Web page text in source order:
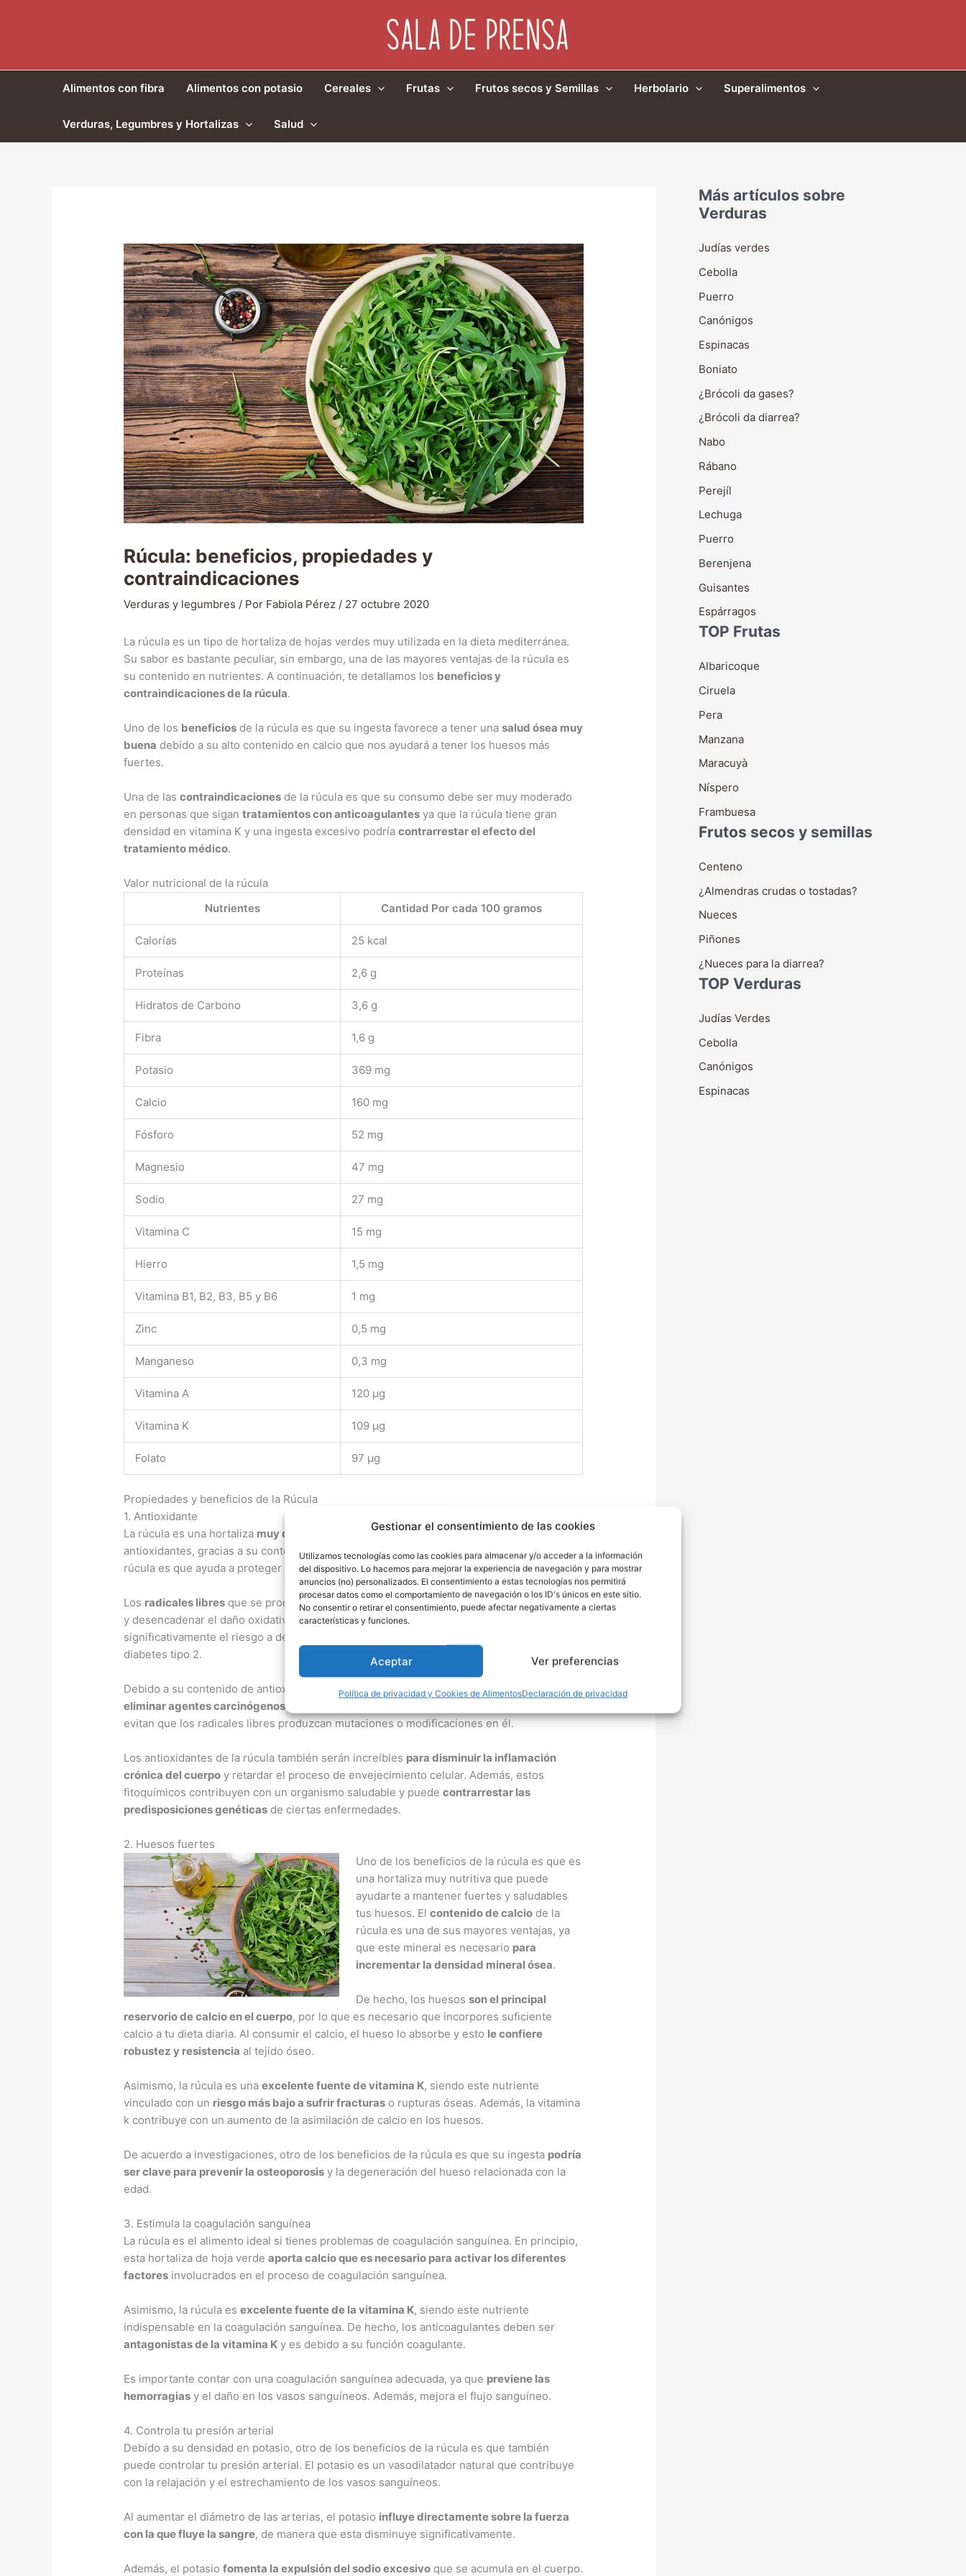
Gestionar el consentimiento de las cookies
Utilizamos tecnologías como las cookies para almacenar y/o acceder a la información
del dispositivo. Lo hacemos para mejorar la experiencia de navegación y para mostrar
anuncios (no) personalizados. El consentimiento a estas tecnologías nos permitirá
procesar datos como el comportamiento de navegación o los ID's únicos en este sitio.
No consentir o retirar el consentimiento, puede afectar negativamente a ciertas
características y funciones.
Aceptar Ver preferencias
Política de privacidad y Cookies de AlimentosDeclaración de privacidad
Alimentos con fibra Alimentos con potasio Cereales Frutas Frutos secos y Semillas Herbolario Superalimentos
Verduras, Legumbres y Hortalizas Salud
Rúcula: beneficios, propiedades y
contraindicaciones
Verduras y legumbres / Por Fabiola Pérez / 27 octubre 2020
La rúcula es un tipo de hortaliza de hojas verdes muy utilizada en la dieta mediterránea.
Su sabor es bastante peculiar, sin embargo, una de las mayores ventajas de la rúcula es
su contenido en nutrientes. A continuación, te detallamos los beneficios y
contraindicaciones de la rúcula.
Uno de los beneficios de la rúcula es que su ingesta favorece a tener unasalud ósea muy
buena debido a su alto contenido en calcio que nos ayudará a tener los huesos más
fuertes.
Una de lascontraindicaciones de la rúcula es que su consumo debe ser muy moderado
en personas que sigantratamientos con anticoagulantes ya que la rúcula tiene gran
densidad en vitamina K y una ingesta excesivo podríacontrarrestar el efecto del
tratamiento médico.
Valor nutricional de la rúcula
Nutrientes
Cantidad Por cada 100 gramos
Calorías 25 kcal
Proteínas 2,6 g
Hidratos de Carbono 3,6 g
Fibra 1,6 g
Potasio 369 mg
Calcio 160 mg
Fósforo 52 mg
Magnesio 47 mg
Sodio 27 mg
Vitamina C 15 mg
Hierro 1,5 mg
Vitamina B1, B2, B3, B5 y B6 1 mg
Zinc 0,5 mg
Manganeso 0,3 mg
Vitamina A 120 μg
Vitamina K 109 μg
Folato 97 μg
Propiedades y beneficios de la Rúcula
1. Antioxidante
La rúcula es una hortaliza muy densa en compuestos vegetales bioactivoso
antioxidantes, gracias a su contenido en estos compuestos, uno de los beneficios de la
rúcula es que ayuda a proteger el organismo ante el estrés oxidativo.
Los radicales libres que se producen como desechos metabólicos,tienden a acumularse
y desencadenar el daño oxidativo en el cuerpo. El estrés oxidativo eleva
significativamente el riesgo a desarrollar enfermedades crónicas como el cáncer o la
diabetes tipo 2.
Debido a su contenido de antioxidantes, la rúcula figura como una hortaliza magnifica para
eliminar agentes carcinógenos del cuerpo
evitan que los radicales libres produzcan mutaciones o modificaciones en él.
Los antioxidantes de la rúcula también serán increíbles para disminuir la inflamación
crónica del cuerpo y retardar el proceso de envejecimiento celular. Además, estos
fitoquímicos contribuyen con un organismo saludable y puedecontrarrestar las
predisposiciones genéticas de ciertas enfermedades.
2. Huesos fuertes
Uno de los beneficios de la rúcula es que es
una hortaliza muy nutritiva que puede
ayudarte a mantener fuertes y saludables
tus huesos. El contenido de calciode la
rúcula es una de sus mayores ventajas, ya
que este mineral es necesario para
incrementar la densidad mineral ósea.
De hecho, los huesos son el principal
reservorio de calcio en el cuerpo, por lo que es necesario que incorpores suficiente
calcio a tu dieta diaria. Al consumir el calcio, el hueso lo absorbe y esto le confiere
robustez y resistencia al tejido óseo.
Asimismo, la rúcula es unaexcelente fuente de vitamina K, siendo este nutriente
vinculado con un riesgo más bajo a sufrir fracturas o rupturas óseas. Además, la vitamina
k contribuye con un aumento de la asimilación de calcio en los huesos.
De acuerdo a investigaciones, otro de los beneficios de la rúcula es que su ingesta podría
ser clave para prevenir la osteoporosis y la degeneración del hueso relacionada con la
edad.
3. Estimula la coagulación sanguínea
La rúcula es el alimento ideal si tienes problemas de coagulación sanguínea. En principio,
esta hortaliza de hoja verdeaporta calcio que es necesario para activar los diferentes
factores involucrados en el proceso de coagulación sanguínea.
Asimismo, la rúcula esexcelente fuente de la vitamina K, siendo este nutriente
indispensable en la coagulación sanguínea. De hecho, los anticoagulantes deben ser
antagonistas de la vitamina K y es debido a su función coagulante.
Es importante contar con una coagulación sanguínea adecuada, ya que previene las
hemorragias y el daño en los vasos sanguíneos. Además, mejora el flujo sanguíneo.
4. Controla tu presión arterial
Debido a su densidad en potasio, otro de los beneficios de la rúcula es que también
puede controlar tu presión arterial. El potasio es un vasodilatador natural que contribuye
con la relajación y el estrechamiento de los vasos sanguíneos.
Al aumentar el diámetro de las arterias, el potasio influye directamente sobre la fuerza
con la que fluye la sangre, de manera que esta disminuye significativamente.
Además, el potasiofomenta la expulsión del sodio excesivo que se acumula en el cuerpo.
Más artículos sobre
Verduras
Judías verdes
Cebolla
Puerro
Canónigos
Espinacas
Boniato
¿Brócoli da gases?
¿Brócoli da diarrea?
Nabo
Rábano
Perejíl
Lechuga
Puerro
Berenjena
Guisantes
Espárragos
TOP Frutas
Albaricoque
Ciruela
Pera
Manzana
Maracuyà
Níspero
Frambuesa
Frutos secos y semillas
Centeno
¿Almendras crudas o tostadas?
Nueces
Piñones
¿Nueces para la diarrea?
TOP Verduras
Judías Verdes
Cebolla
Canónigos
Espinacas